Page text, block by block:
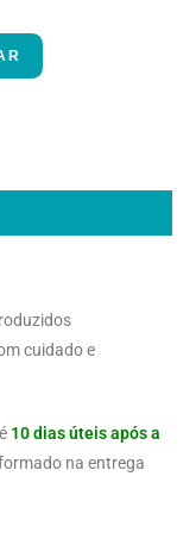
cuidado e
10 dias úteis após a
na entrega